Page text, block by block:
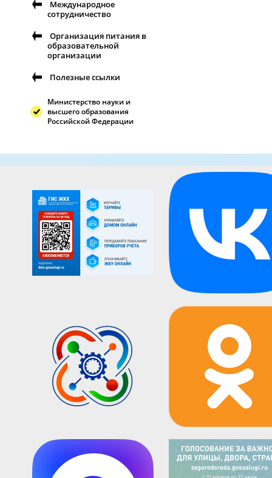
Международное
сотрудничество
Организация питания в
образовательной
организации
Полезные ссылки
Министерство науки и
высшего образования
Российской Федерации